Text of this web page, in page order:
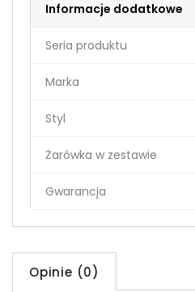
Informacje dodatkowe
Seria produktu
Marka
Styl
Żarówka w zestawie
Gwarancja
Opinie (0)